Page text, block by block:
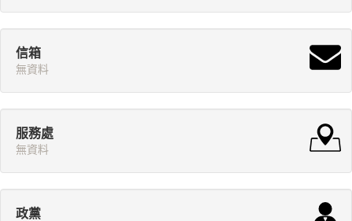
信箱
無資料
服務處
無資料
政黨